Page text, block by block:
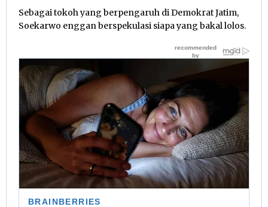
Sebagai tokoh yang berpengaruh di Demokrat Jatim,
Soekarwo enggan berspekulasi siapa yang bakal lolos.